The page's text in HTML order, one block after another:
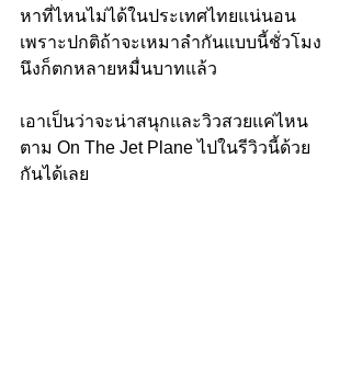
หาที่ไหนไม่ได้ในประเทศไทยแน่นอน
เพราะปกติถ้าจะเหมาลำกันแบบนี้ชั่วโมง
นึงก็ตกหลายหมื่นบาทแล้ว
เอาเป็นว่าจะน่าสนุกและวิวสวยแค่ไหน
ตาม On The Jet Plane ไปในรีวิวนี้ด้วย
กันได้เลย